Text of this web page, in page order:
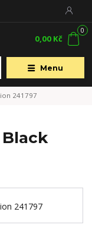
Menu
0
0,00 Kč
241797